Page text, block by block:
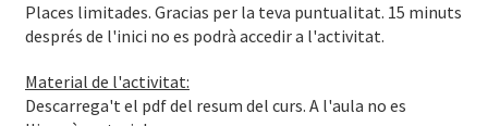
Places limitades. Gracias per la teva puntualitat. 15 minuts
després de l'inici no es podrà accedir a l'activitat.
Material de l'activitat:
Descarrega't el pdf del resum del curs. A l'aula no es